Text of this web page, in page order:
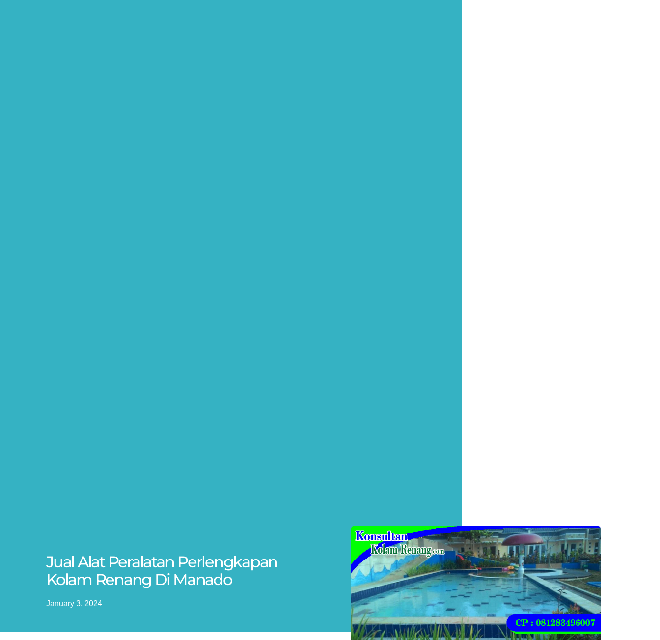
Jual Alat Peralatan Perlengkapan
Kolam Renang Di Manado
January 3, 2024